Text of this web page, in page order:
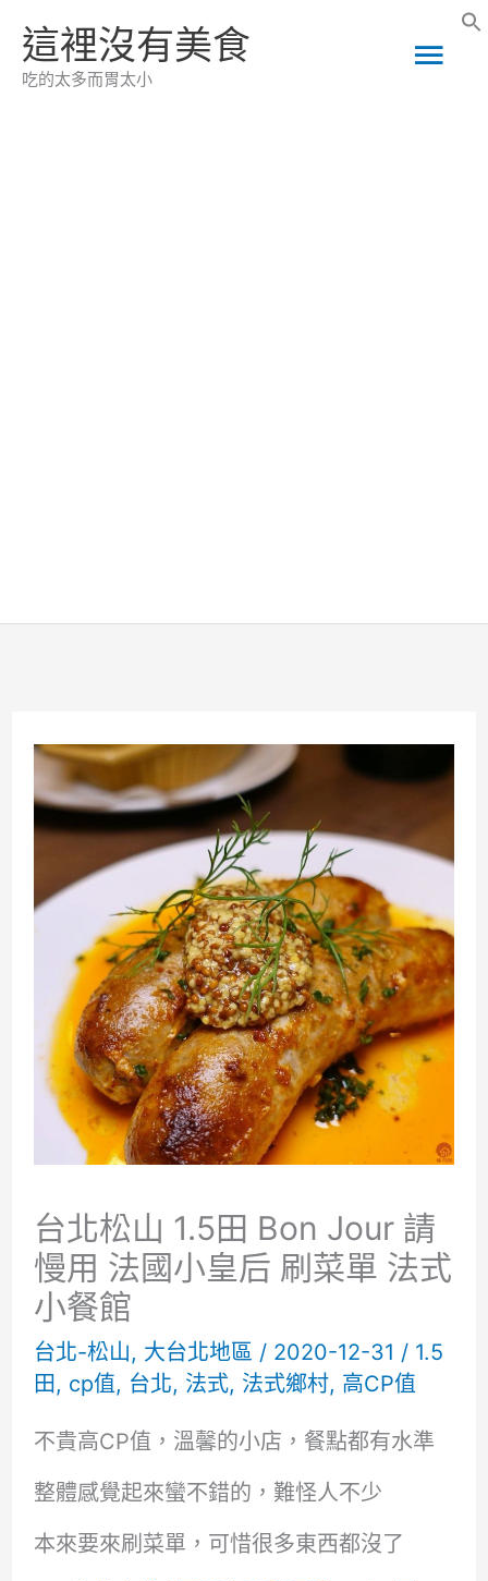
這裡沒有美食
吃的太多而胃太小
主
台北松山 1.5田 Bon Jour 請
慢用 法國小皇后 刷菜單 法式
小餐館
台北-松山, 大台北地區 / 2020-12-31 / 1.5
田 , cp值, 台北, 法式, 法式鄉村, 高CP值
不貴高CP值，溫馨的小店，餐點都有水準
整體感覺起來蠻不錯的，難怪人不少
本來要來刷菜單，可惜很多東西都沒了